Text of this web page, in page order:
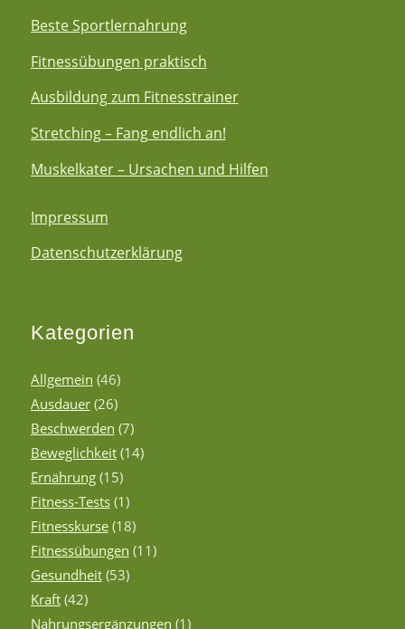
Beste Sportlernahrung
Fitnessübungen praktisch
Ausbildung zum Fitnesstrainer
Stretching – Fang endlich an!
Muskelkater – Ursachen und Hilfen
Impressum
Datenschutzerklärung
Kategorien
Allgemein (46)
Ausdauer(26)
Beschwerden (7)
Beweglichkeit(14)
Ernährung(15)
Fitness-Tests(1)
Fitnesskurse(18)
Fitnessübungen (11)
Gesundheit(53)
Kraft(42)
Nahrungsergänzungen (1)